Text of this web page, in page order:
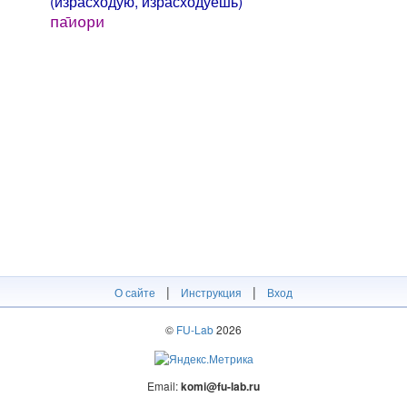
па̄иори
О сайте | Инструкция | Вход
© FU-Lab2026
Email:komi@fu-lab.ru